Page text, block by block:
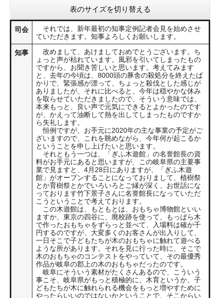
表のサイズを切り替える
司会
それでは、新年最初の知事定例記者会見を始めさせ
ていただきます。知事よろしくお願いします。
知事
改めまして、あけましておめでとうございます。ち
ょっと声が枯れています。風邪を引いてしまったもの
ですから、お聞き苦しいと思います。考えてみます
と、去年の今頃は、8000頭の豚舎の殺処分を終えたば
かりで、緊張感が漂って、ちょっと殺伐とした感じが
ありましたが、それに比べると、今年は穏やかな休み
を取らせていただきましたので、そういう意味では、
本来もっと、良い声で元気にできるとよかったのです
が、かえって油断して熱を出してしまったものですか
ら失礼します。
恒例ですが、お手元に2020年の主な事業の予定がご
ざいますので、これを眺めながら、今年何が起こるか
ということを申し上げたいと思います。
それともう一つは、「ぎふ木遊館」の名誉館長の資
料がお手元にあると思いますが、この岐阜県の主要事
業で見ますと、4月28日にありますが、「ぎふ木遊
館」がオープンすることになっておりまして、植樹祭
とか育樹祭とかでいろいろとご縁が深く、お世話にな
っております竹下景子さんに名誉館長になっていただ
こうということで考えております。
この木遊館は、もともとは、おもちゃ博物館といい
ますか、東京の四谷に、廃校跡を使って、もっぱら木
で作ったおもちゃをずらっと並べて、入場料は確か千
円するのですが、大変多くのお客さんが出入りして、
一日そこで子どもたちが木のおもちゃに触れて遊べる
ような所があります。それを見に行った時に、そこで
木のおもちゃのコンテストをやっていて、その最優秀
作品が岐阜の郡上の木のおもちゃだったのです。
岐阜にそういう素材がたくさんあるので、こういう
事こそ、岐阜県がもっと積極的に、木育というか、子
どもたちが木に触れられる機会をもっと増やすために
やったらいいのではないかということで、そこからい